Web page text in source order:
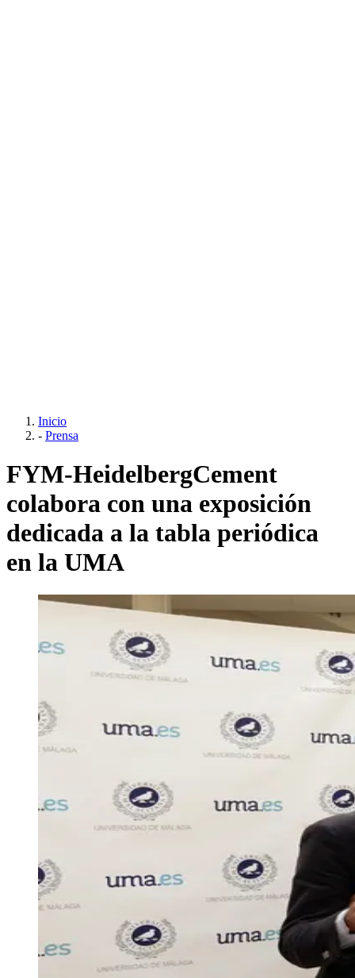
Inicio
- Prensa
FYM-HeidelbergCement
colabora con una exposición
dedicada a la tabla periódica
en la UMA